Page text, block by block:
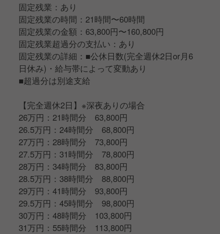
固定残業：あり
固定残業の時間：21時間〜60時間
固定残業の金額：63,800円〜160,800円
固定残業超過分の支払い：あり
固定残業の詳細：■公休日数(完全週休2日or月6
日休み)・給与帯によって変動あり
■超過分は別途支給
【完全週休2日】※深夜ありの場合
26万円：21時間分 63,800円
26.5万円：24時間分 68,800円
27万円：28時間分 73,800円
27.5万円：31時間分 78,800円
28万円：34時間分 83,800円
28.5万円：38時間分 88,800円
29万円：41時間分 93,800円
29.5万円：45時間分 98,800円
30万円：48時間分 103,800円
31万円：55時間分 113,800円